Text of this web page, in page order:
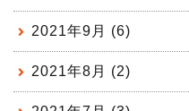
2021年9月 (6)
2021年8月 (2)